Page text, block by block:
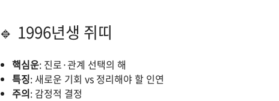
🔹 1996년생 쥐띠
핵심운: 진로·관계 선택의 해
특징: 새로운 기회 vs 정리해야 할 인연
주의: 감정적 결정